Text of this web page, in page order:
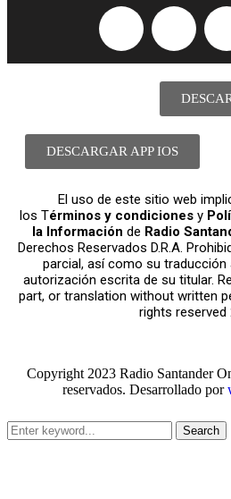
DESCARGAR APP IOS
El uso de este sitio web
los Términos y condicionesy
la Información de Radio
Derechos Reservados D.R.A.
parcial, así como su traducción
autorización escrita de su titular.
part, or translation without written
rights reserved
Copyright 2023 Radio Santander
reservados. Desarrollado por
Search